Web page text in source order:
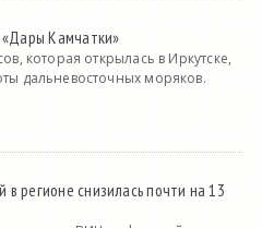
«Дары Камчатки»
которая открылась в Иркутске,
дальневосточных моряков.
регионе снизилась почти на 13